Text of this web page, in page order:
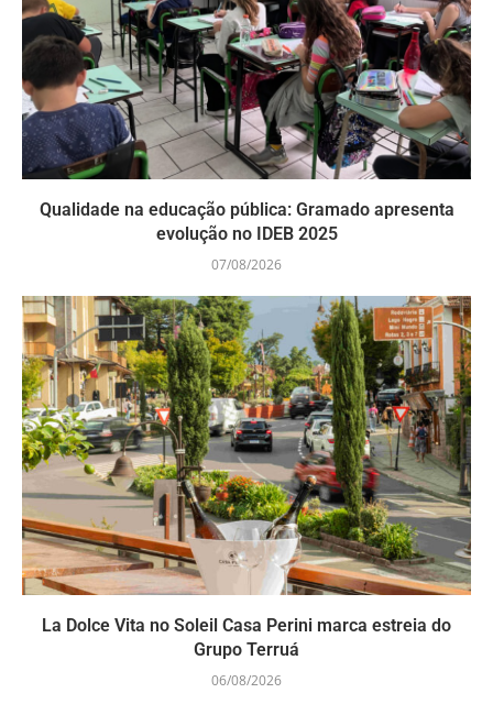
Qualidade na educação pública: Gramado apresenta
evolução no IDEB 2025
07/08/2026
La Dolce Vita no Soleil Casa Perini marca estreia do
Grupo Terruá
06/08/2026